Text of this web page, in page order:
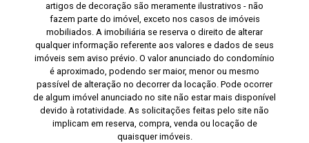
artigos de decoração são meramente ilustrativos - não
fazem parte do imóvel, exceto nos casos de imóveis
mobiliados. A imobiliária se reserva o direito de alterar
qualquer informação referente aos valores e dados de seus
imóveis sem aviso prévio. O valor anunciado do condomínio
é aproximado, podendo ser maior, menor ou mesmo
passível de alteração no decorrer da locação. Pode ocorrer
de algum imóvel anunciado no site não estar mais disponível
devido à rotatividade. As solicitações feitas pelo site não
implicam em reserva, compra, venda ou locação de
quaisquer imóveis.